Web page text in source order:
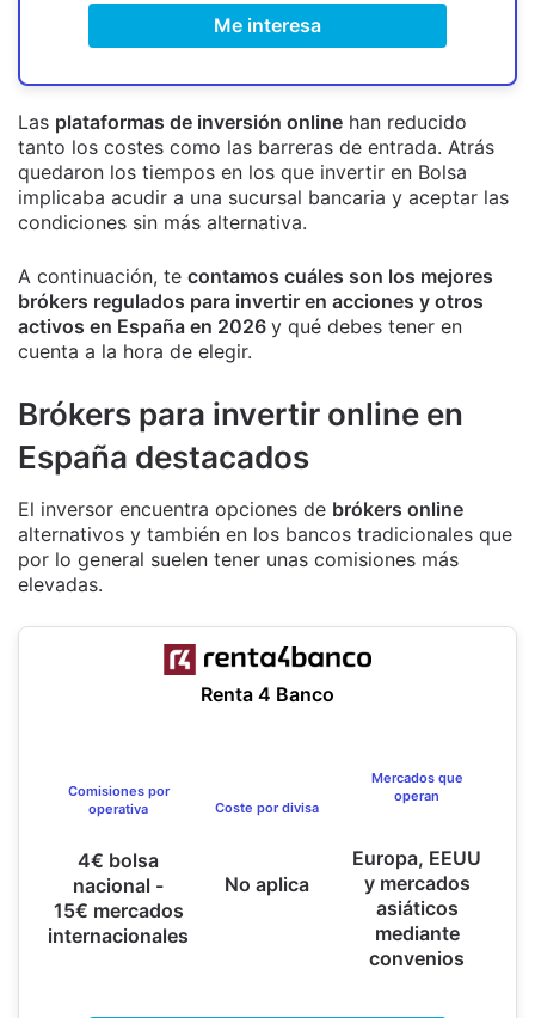
Me interesa
Las plataformas de inversión online han reducido
tanto los costes como las barreras de entrada. Atrás
quedaron los tiempos en los que invertir en Bolsa
implicaba acudir a una sucursal bancaria y aceptar las
condiciones sin más alternativa.
A continuación, te contamos cuáles son los mejores
brókers regulados para invertir en acciones y otros
activos en España en 2026 y qué debes tener en
cuenta a la hora de elegir.
Brókers para invertir online en
España destacados
El inversor encuentra opciones de brókers online
alternativos y también en los bancos tradicionales que
por lo general suelen tener unas comisiones más
elevadas.
Renta 4 Banco
Comisiones por
operativa
4€ bolsa
nacional -
15€ mercados
internacionales
Coste por divisa
No aplica
Mercados que
operan
Europa, EEUU
y mercados
asiáticos
mediante
convenios